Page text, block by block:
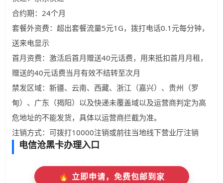
合约期：24个月
套餐外资费：超出套餐流量5元1G，拨打电话0.1元每分钟，
送来电显示
首月资费：激活后首月赠送40元话费，用来抵扣首月月租，
赠送的40元话费当月有效不结转至次月
禁发区域：新疆、云南、西藏、浙江（嘉兴）、贵州（罗
甸）、广东（揭阳）以及快递未覆盖域以及运营商判定为高
危地址的不能发货，具体以运营商拦截为准。
注销方式：可拨打10000注销或前往当地线下营业厅注销
电信沧黑卡办理入口
🔥 立即申请，免费包邮到家